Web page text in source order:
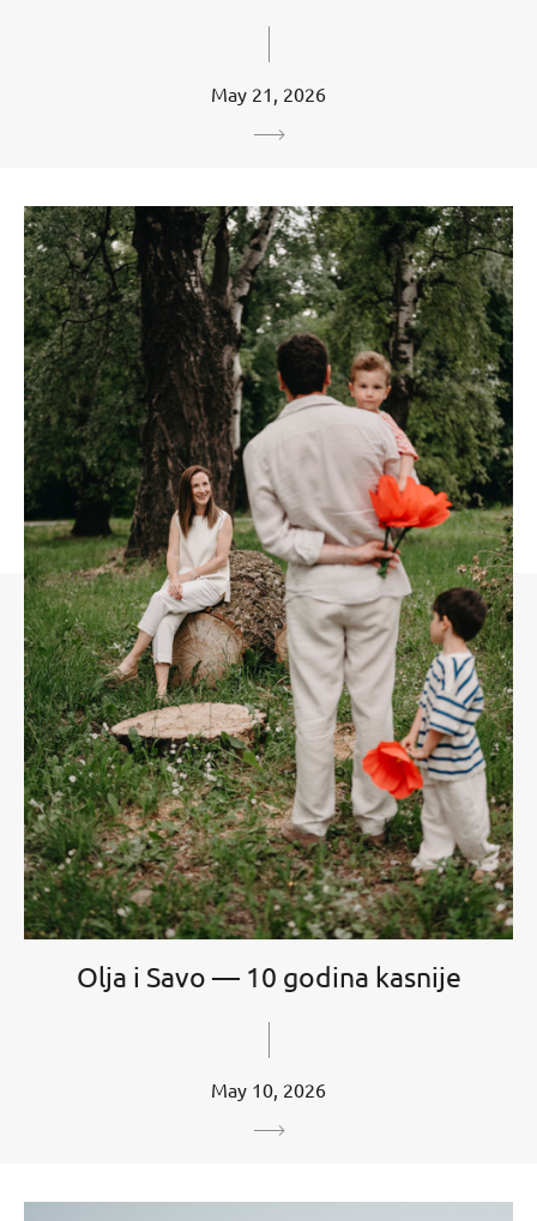
May 21, 2026
Olja i Savo — 10 godina kasnije
May 10, 2026